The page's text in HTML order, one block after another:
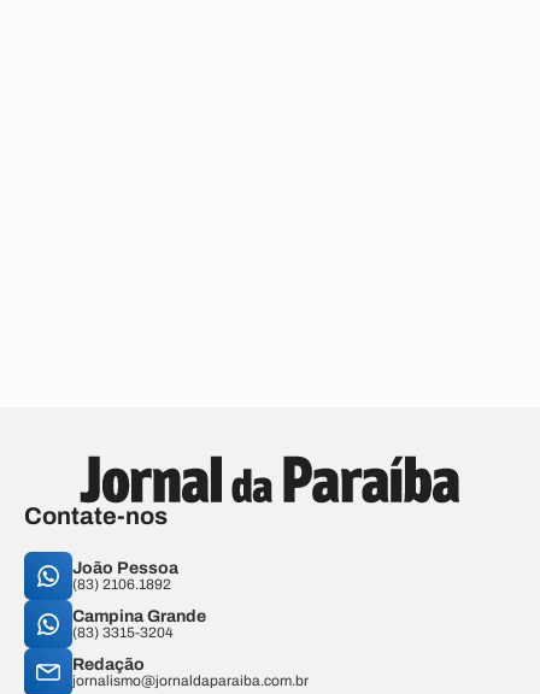
Contate-nos
João Pessoa
(83) 2106.1892
Campina Grande
(83) 3315-3204
Redação
jornalismo@jornaldaparaiba.com.br